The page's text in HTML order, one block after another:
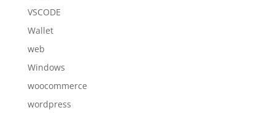
VSCODE
Wallet
web
Windows
woocommerce
wordpress